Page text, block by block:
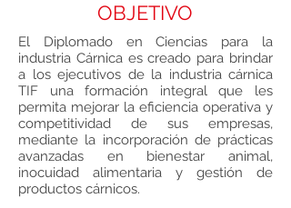
OBJETIVO
El Diplomado en Ciencias para la
industria Cárnica es creado para brindar
a los ejecutivos de la industria cárnica
TIF una formación integral que les
permita mejorar la eficiencia operativa y
competitividad de sus empresas,
mediante la incorporación de prácticas
avanzadas en bienestar animal,
inocuidad alimentaria y gestión de
productos cárnicos.